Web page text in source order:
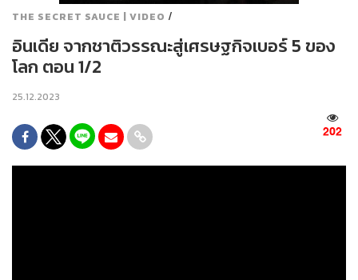
THE SECRET SAUCE | VIDEO /
อินเดีย จากชาติวรรณะสู่เศรษฐกิจเบอร์ 5 ของ
โลก ตอน 1/2
25.12.2023
202